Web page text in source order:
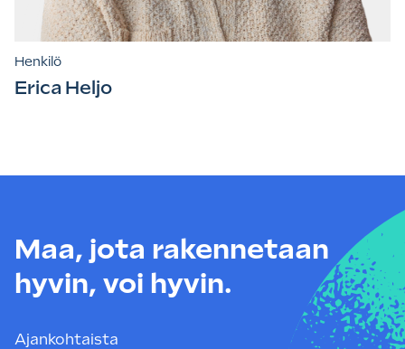
Henkilö
Erica Heljo
Maa, jota rakennetaan
hyvin, voi hyvin.
Ajankohtaista